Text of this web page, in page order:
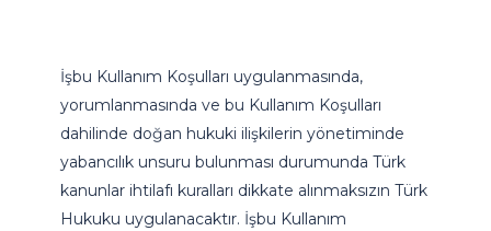
İşbu Kullanım Koşulları uygulanmasında,
yorumlanmasında ve bu Kullanım Koşulları
dahilinde doğan hukuki ilişkilerin yönetiminde
yabancılık unsuru bulunması durumunda Türk
kanunlar ihtilafı kuralları dikkate alınmaksızın Türk
Hukuku uygulanacaktır. İşbu Kullanım